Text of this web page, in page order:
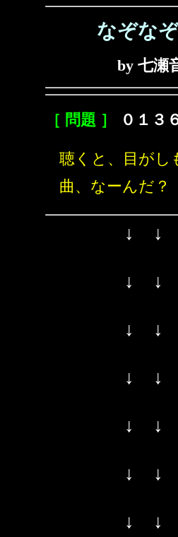
なぞな
by 七瀬
［ 問題 ］ ０１３
聴くと、目がし
曲、なーんだ？
↓ ↓
↓ ↓
↓ ↓
↓ ↓
↓ ↓
↓ ↓
↓ ↓